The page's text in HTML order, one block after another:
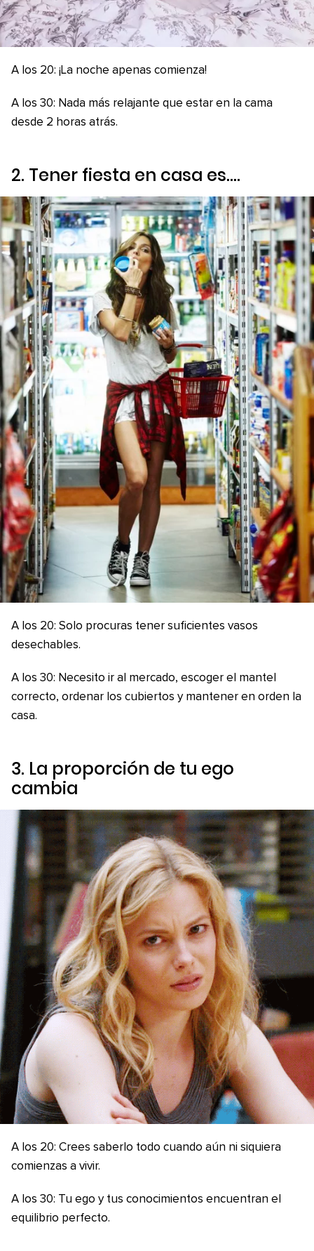
A los 20: ¡La noche apenas comienza!
A los 30: Nada más relajante que estar en la cama
desde 2 horas atrás.
2. Tener fiesta en casa es….
A los 20: Solo procuras tener suficientes vasos
desechables.
A los 30: Necesito ir al mercado, escoger el mantel
correcto, ordenar los cubiertos y mantener en orden la
casa.
3. La proporción de tu ego
cambia
A los 20: Crees saberlo todo cuando aún ni siquiera
comienzas a vivir.
A los 30: Tu ego y tus conocimientos encuentran el
equilibrio perfecto.